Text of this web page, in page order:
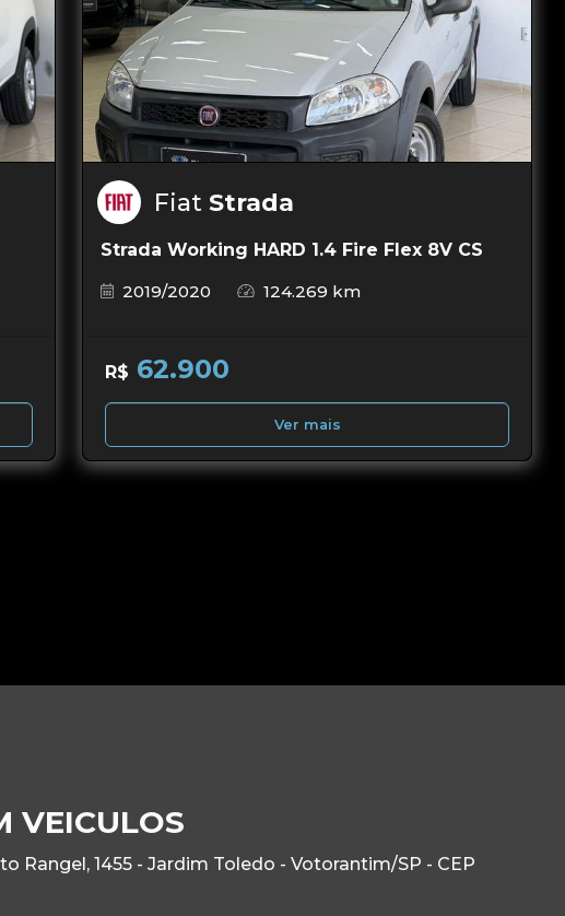
Fiat Strada
Strada Working HARD 1.4 Fire Flex 8V CS
2019/2020
124.269 km
R$ 62.900
Ver mais
VEICULOS
Rangel, 1455 - Jardim Toledo - Votorantim/SP - CEP